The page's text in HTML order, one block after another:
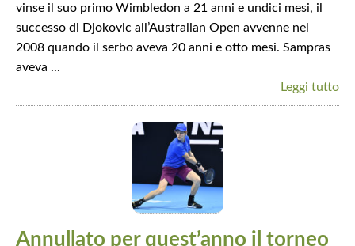
vinse il suo primo Wimbledon a 21 anni e undici mesi, il
successo di Djokovic all’Australian Open avvenne nel
2008 quando il serbo aveva 20 anni e otto mesi. Sampras
aveva ...
Leggi tutto
Annullato per quest’anno il torneo